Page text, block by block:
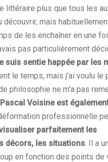
littéraire plus que tous les
découvrir, mais
de les enchaîner en une
pas particulièrement
suis sentie happée par les
le temps, mais j'ai voulu le
philosophie ne m'a pas
Pascal Voisine est
professionnelle
parfaitement les
décors, les situations. Il a
en fonction des points de